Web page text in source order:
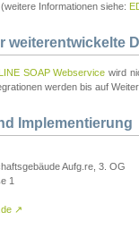
Informationen siehe:
weiterentwickelte
SOAP Webservice wird
werden bis auf
Implementierung
Aufg.re, 3. OG
1
↗